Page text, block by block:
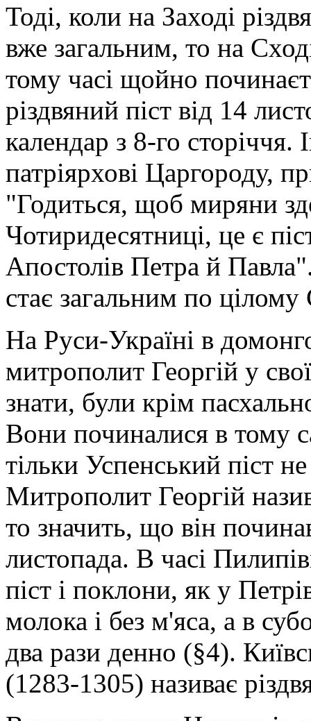
Тоді, коли на Заході
вже загальним, то на
тому часі щойно
різдвяний піст від 14
календар з 8-го сторіччя.
патріярхові Царгороду,
"Годиться, щоб миряни
Чотиридесятниці, це є
Апостолів Петра й
стає загальним по цілому
На Руси-Україні в
митрополит Георгій у
знати, були крім
Вони починалися в тому
тільки Успенський піст
Митрополит Георгій
то значить, що він
листопада. В часі
піст і поклони, як у
молока і без м'яса, а в
два рази денно (§4).
(1283-1305) називає